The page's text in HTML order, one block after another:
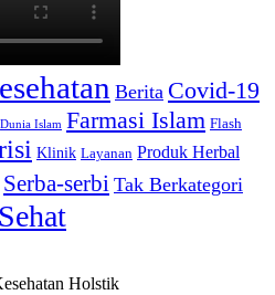
Berita Covid-19
Dunia Islam Farmasi Islam Flash
Klinik Layanan Produk Herbal
Serba-serbi Tak Berkategori
Holstik